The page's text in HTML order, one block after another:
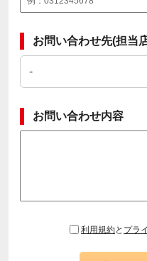
お問い合わせ先(担当
お問い合わせ内容
利用規約と プラ